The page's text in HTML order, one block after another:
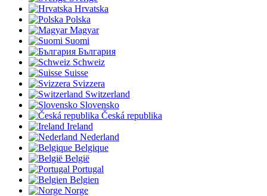
Hrvatska
Polska
Magyar
Suomi
България
Schweiz
Suisse
Svizzera
Switzerland
Slovensko
Česká republika
Ireland
Nederland
Belgique
België
Portugal
Belgien
Norge